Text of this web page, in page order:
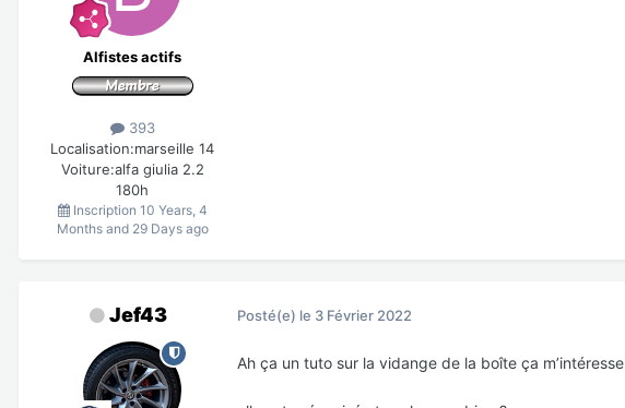
Alfistes actifs
393
Localisation:marseille 14
Voiture:alfa giulia 2.2
180h
Inscription 10 Years, 4
Months and 29 Days ago
Jef43 Posté(e) le 3 Février 2022
Ah ça un tuto sur la vidange de la boîte ça m’intéresse